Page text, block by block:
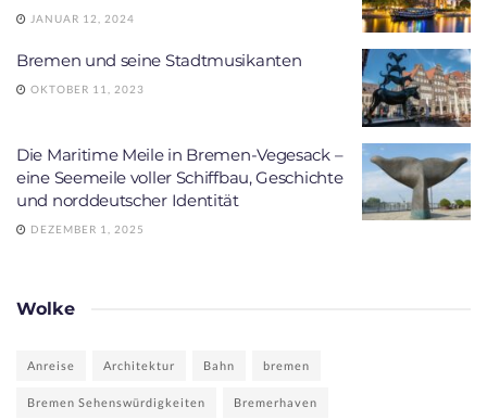
JANUAR 12, 2024
Bremen und seine Stadtmusikanten
OKTOBER 11, 2023
Die Maritime Meile in Bremen-Vegesack –
eine Seemeile voller Schiffbau, Geschichte
und norddeutscher Identität
DEZEMBER 1, 2025
Wolke
Anreise Architektur Bahn bremen
Bremen Sehenswürdigkeiten Bremerhaven